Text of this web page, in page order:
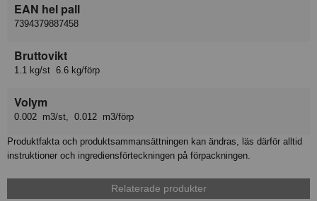
EAN hel pall
7394379887458
Bruttovikt
1.1 kg/st 6.6 kg/förp
Volym
0.002 m3/st, 0.012 m3/förp
Produktfakta och produktsammansättningen kan ändras, läs därför alltid
instruktioner och ingrediensförteckningen på förpackningen.
Relaterade produkter